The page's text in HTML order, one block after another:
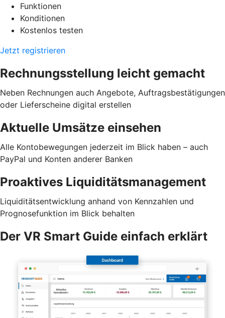
Funktionen
Konditionen
Kostenlos testen
Jetzt registrieren
Rechnungsstellung leicht gemacht
Neben Rechnungen auch Angebote, Auftragsbestätigungen
oder Lieferscheine digital erstellen
Aktuelle Umsätze einsehen
Alle Kontobewegungen jederzeit im Blick haben – auch
PayPal und Konten anderer Banken
Proaktives Liquiditätsmanagement
Liquiditätsentwicklung anhand von Kennzahlen und
Prognosefunktion im Blick behalten
Der VR Smart Guide einfach erklärt